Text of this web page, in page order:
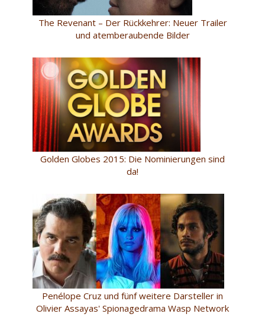
The Revenant – Der Rückkehrer: Neuer Trailer
und atemberaubende Bilder
Golden Globes 2015: Die Nominierungen sind
da!
Penélope Cruz und fünf weitere Darsteller in
Olivier Assayas' Spionagedrama Wasp Network